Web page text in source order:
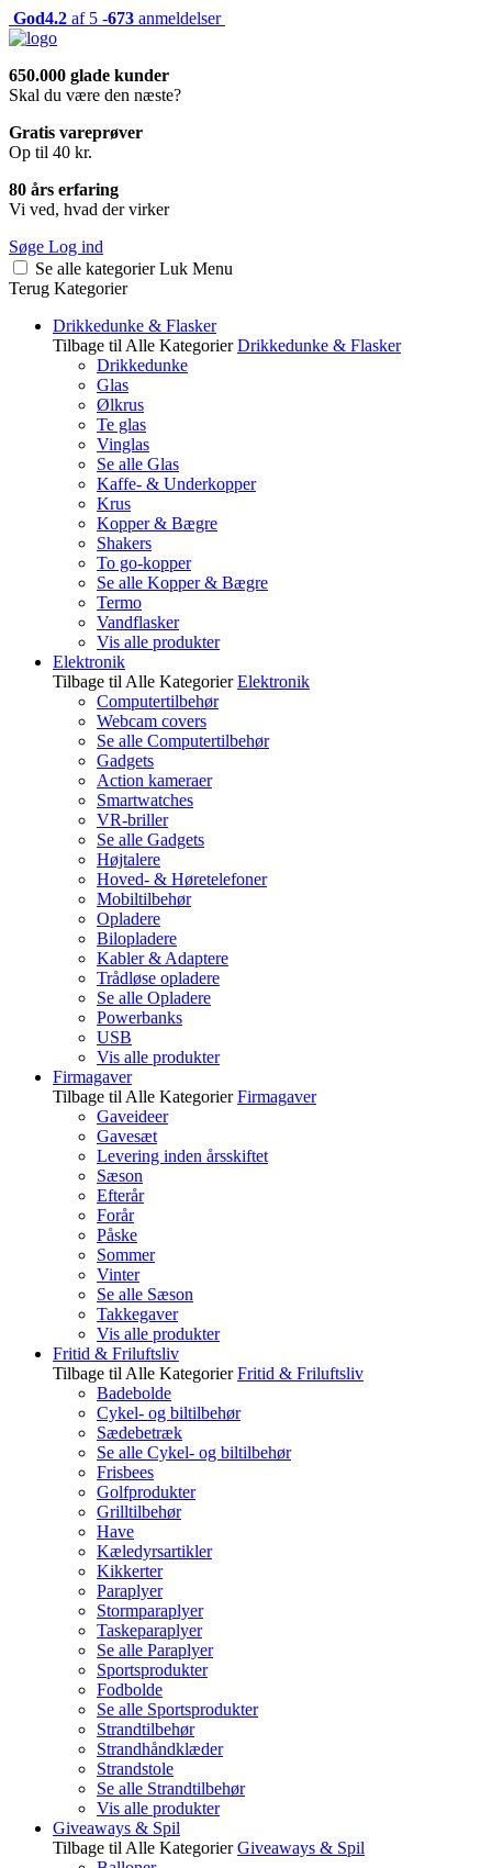
God4.2 af 5 -673 anmeldelser
650.000 glade kunder
Skal du være den næste?
Gratis vareprøver
Op til 40 kr.
80 års erfaring
Vi ved, hvad der virker
Søge Log ind
Se alle kategorier Luk Menu
Terug Kategorier
Drikkedunke & Flasker
Tilbage til Alle Kategorier Drikkedunke & Flasker
Drikkedunke
Glas
Ølkrus
Te glas
Vinglas
Se alle Glas
Kaffe- & Underkopper
Krus
Kopper & Bægre
Shakers
To go-kopper
Se alle Kopper & Bægre
Termo
Vandflasker
Vis alle produkter
Elektronik
Tilbage til Alle Kategorier Elektronik
Computertilbehør
Webcam covers
Se alle Computertilbehør
Gadgets
Action kameraer
Smartwatches
VR-briller
Se alle Gadgets
Højtalere
Hoved- & Høretelefoner
Mobiltilbehør
Opladere
Bilopladere
Kabler & Adaptere
Trådløse opladere
Se alle Opladere
Powerbanks
USB
Vis alle produkter
Firmagaver
Tilbage til Alle Kategorier Firmagaver
Gaveideer
Gavesæt
Levering inden årsskiftet
Sæson
Efterår
Forår
Påske
Sommer
Vinter
Se alle Sæson
Takkegaver
Vis alle produkter
Fritid & Friluftsliv
Tilbage til Alle Kategorier Fritid & Friluftsliv
Badebolde
Cykel- og biltilbehør
Sædebetræk
Se alle Cykel- og biltilbehør
Frisbees
Golfprodukter
Grilltilbehør
Have
Kæledyrsartikler
Kikkerter
Paraplyer
Stormparaplyer
Taskeparaplyer
Se alle Paraplyer
Sportsprodukter
Fodbolde
Se alle Sportsprodukter
Strandtilbehør
Strandhåndklæder
Strandstole
Se alle Strandtilbehør
Vis alle produkter
Giveaways & Spil
Tilbage til Alle Kategorier Giveaways & Spil